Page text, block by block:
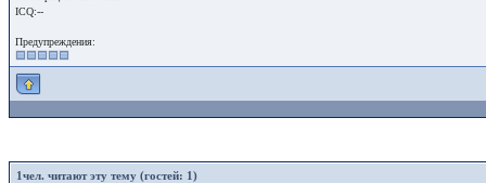
ICQ:--
Предупреждения:
1чел. читают эту тему (гостей: 1)